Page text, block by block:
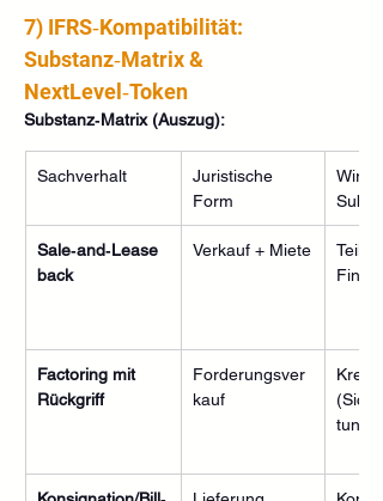
7) IFRS‑Kompatibilität:
Substanz‑Matrix &
NextLevel‑Token
Substanz‑Matrix (Auszug):
Sachverhalt
Juristische
Form
Sale‑and‑Lease
back
Verkauf + Miete
Factoring mit
Rückgriff
Forderungsver
kauf
tung)